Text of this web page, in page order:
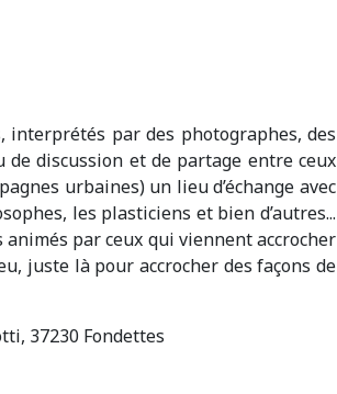
interprétés par des photographes, des
discussion et de partage entre ceux
urbaines) un lieu d’échange avec
les plasticiens et bien d’autres...
animés par ceux qui viennent accrocher
juste là pour accrocher des façons de
37230 Fondettes